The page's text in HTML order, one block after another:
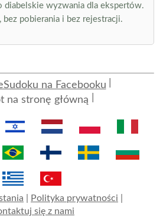
diabelskie wyzwania dla ekspertów.
bez pobierania i bez rejestracji.
na Facebooku
na stronę główną
Polityka prywatności
się z nami